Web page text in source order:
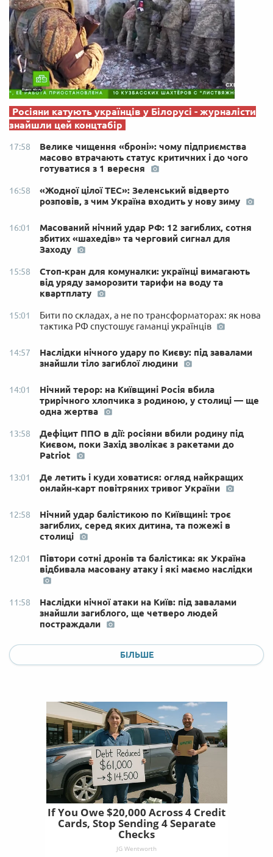
Росіяни катують українців у Білорусі - журналісти
знайшли цей концтабір
17:58
Велике чищення «броні»: чому підприємства
масово втрачають статус критичних і до чого
готуватися з 1 вересня
16:58
«Жодної цілої ТЕС»: Зеленський відверто
розповів, з чим Україна входить у нову зиму
16:01
Масований нічний удар РФ: 12 загиблих, сотня
збитих «шахедів» та черговий сигнал для
Заходу
15:58
Стоп-кран для комуналки: українці вимагають
від уряду заморозити тарифи на воду та
квартплату
15:01
Бити по складах, а не по трансформаторах: як нова
тактика РФ спустошує гаманці українців
14:57
Наслідки нічного удару по Києву: під завалами
знайшли тіло загиблої людини
14:01
Нічний терор: на Київщині Росія вбила
трирічного хлопчика з родиною, у столиці — ще
одна жертва
13:58
Дефіцит ППО в дії: росіяни вбили родину під
Києвом, поки Захід зволікає з ракетами до
Patriot
13:01
Де летить і куди ховатися: огляд найкращих
онлайн-карт повітряних тривог України
12:58
Нічний удар балістикою по Київщині: троє
загиблих, серед яких дитина, та пожежі в
столиці
12:01
Півтори сотні дронів та балістика: як Україна
відбивала масовану атаку і які маємо наслідки
11:58
Наслідки нічної атаки на Київ: під завалами
знайшли загиблого, ще четверо людей
постраждали
БІЛЬШЕ
If You Owe $20,000 Across 4 Credit
Cards, Stop Sending 4 Separate
Checks
JG Wentworth